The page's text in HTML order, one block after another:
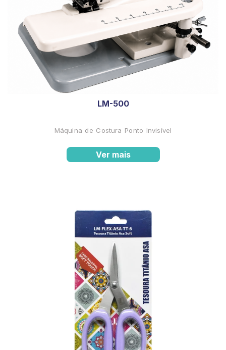
LM-500
Máquina de Costura Ponto Invisível
Ver mais